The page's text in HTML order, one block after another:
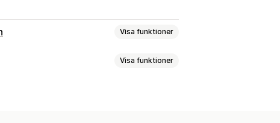
Visa funktioner
Visa funktioner